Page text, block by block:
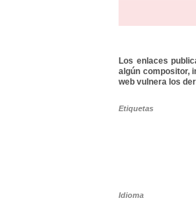
Los enlaces
algún compositor,
web vulnera los
Etiquetas
Idioma